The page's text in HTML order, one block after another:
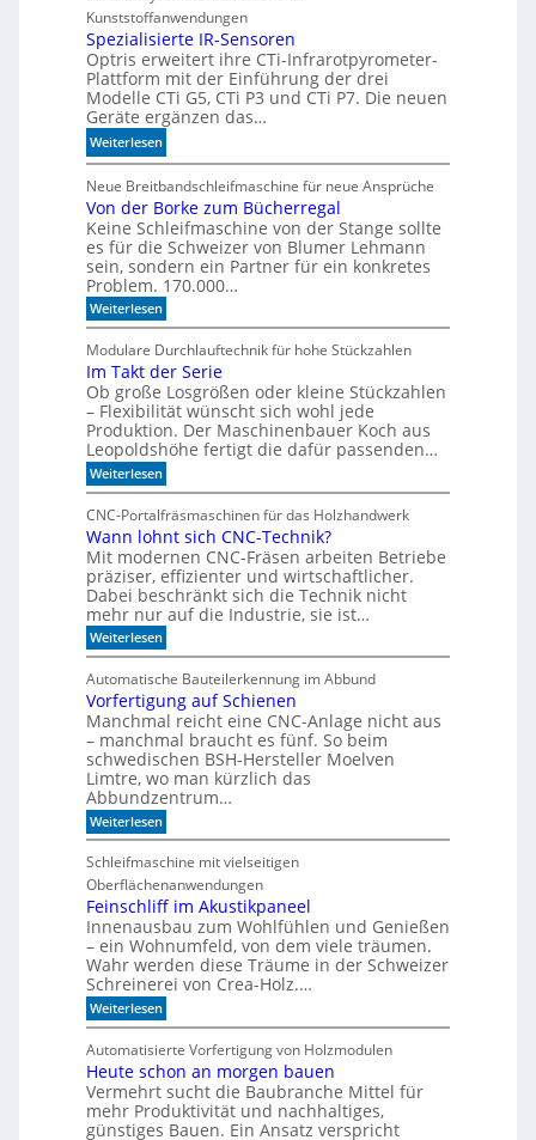
I
-
M
o
d
e
l
l
e
n
c
h
e
r
l
a
n
d
e
n
Kunststoffanwendungen
Spezialisierte IR-Sensoren
Optris erweitert ihre CTi-Infrarotpyrometer-
Plattform mit der Einführung der drei
Modelle CTi G5, CTi P3 und CTi P7. Die neuen
Geräte ergänzen das…
Weiterlesen:
S
p
e
z
i
a
i
s
i
e
t
e
I
R
-
e
n
s
o
r
e
n
Neue Breitbandschleifmaschine für neue Ansprüche
Von der Borke zum Bücherregal
Keine Schleifmaschine von der Stange sollte
es für die Schweizer von Blumer Lehmann
sein, sondern ein Partner für ein konkretes
Problem. 170.000…
Weiterlesen:
V
o
n
d
e
r
B
o
r
k
e
z
u
m
B
ü
c
h
e
r
r
e
a
l
Modulare Durchlauftechnik für hohe Stückzahlen
Im Takt der Serie
Ob große Losgrößen oder kleine Stückzahlen
– Flexibilität wünscht sich wohl jede
Produktion. Der Maschinenbauer Koch aus
Leopoldshöhe fertigt die dafür passenden…
Weiterlesen:
I
T
a
k
t
d
e
r
S
e
r
i
e
CNC-Portalfräsmaschinen für das Holzhandwerk
Wann lohnt sich CNC-Technik?
Mit modernen CNC-Fräsen arbeiten Betriebe
präziser, effizienter und wirtschaftlicher.
Dabei beschränkt sich die Technik nicht
mehr nur auf die Industrie, sie ist…
Weiterlesen:
W
a
n
n
l
o
h
n
t
s
i
c
h
C
N
C
-
T
e
c
h
n
i
?
Automatische Bauteilerkennung im Abbund
Vorfertigung auf Schienen
Manchmal reicht eine CNC-Anlage nicht aus
– manchmal braucht es fünf. So beim
schwedischen BSH-Hersteller Moelven
Limtre, wo man kürzlich das
Abbundzentrum…
Weiterlesen:
V
o
r
f
e
r
t
i
g
u
n
g
u
f
S
c
h
Schleifmaschine mit vielseitigen
Oberflächenanwendungen
Feinschliff im Akustikpaneel
Innenausbau zum Wohlfühlen und Genießen
– ein Wohnumfeld, von dem viele träumen.
Wahr werden diese Träume in der Schweizer
Schreinerei von Crea-Holz.…
Weiterlesen:
F
i
n
s
c
h
Automatisierte Vorfertigung von Holzmodulen
Heute schon an morgen bauen
Vermehrt sucht die Baubranche Mittel für
mehr Produktivität und nachhaltiges,
günstiges Bauen. Ein Ansatz verspricht